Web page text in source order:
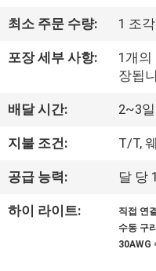
대
하
공
행
최소 주문 수량: 1 조각
포장 세부 사항:
1개의
장됩
배달 시간: 2~3일
지불 조건: T/T,
공급 능력: 달 당
하이 라이트: 직접 연
수동 구
30AWG